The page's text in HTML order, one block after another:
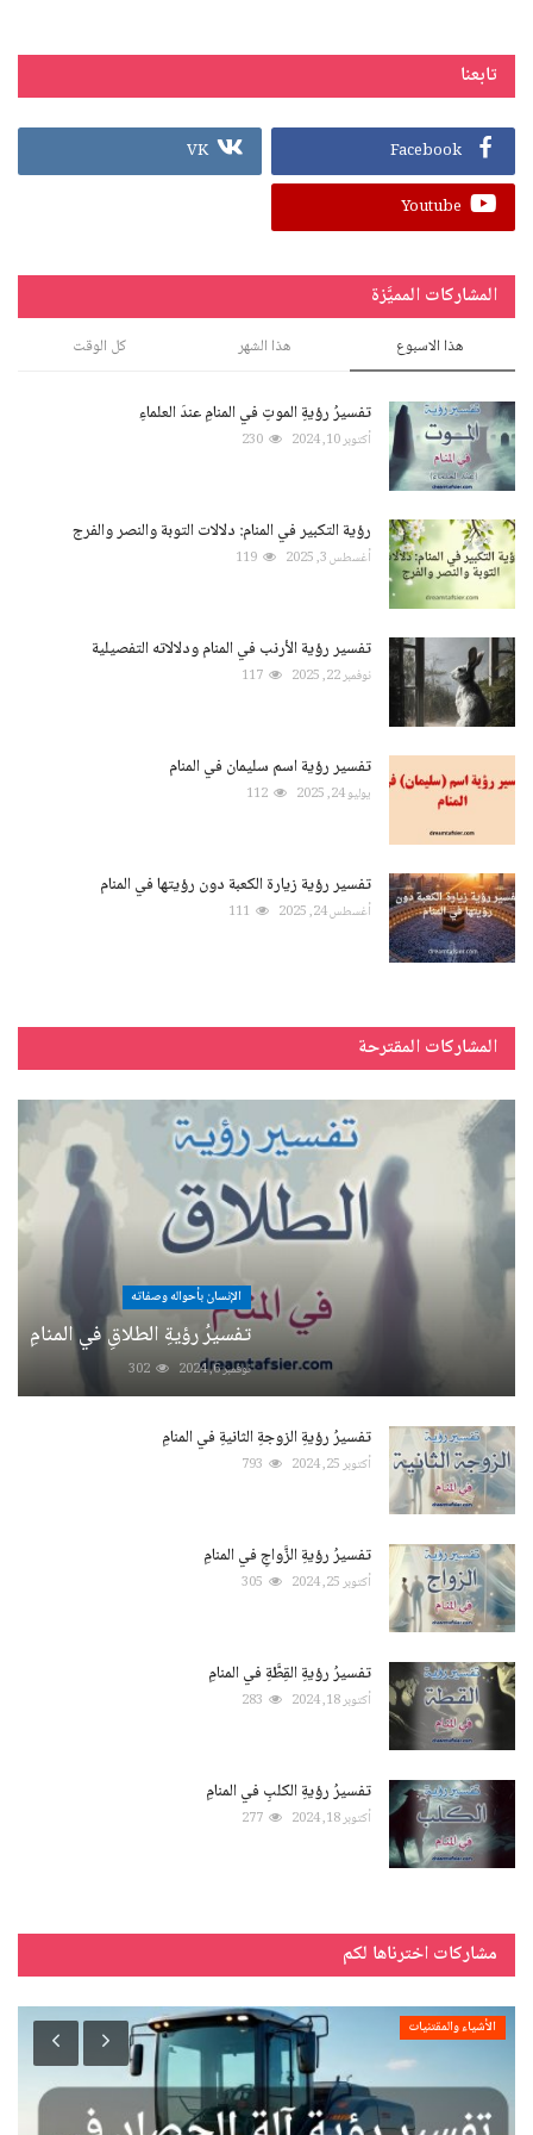
تابعنا
Facebook
VK
Youtube
المشاركات المميَّزة
هذا الاسبوع هذا الشهر كل الوقت
تفسيرُ رؤيةِ الموتِ في المنامِ عندَ العلماءِ
أكتوبر 10, 2024 230
رؤية التكبير في المنام: دلالات التوبة والنصر والفرج
أغسطس 3, 2025 119
تفسير رؤية الأرنب في المنام ودلالاته التفصيلية
نوفمبر 22, 2025 117
تفسير رؤية اسم سليمان في المنام
يوليو 24, 2025 112
تفسير رؤية زيارة الكعبة دون رؤيتها في المنام
أغسطس 24, 2025 111
المشاركات المقترحة
الإنسان بأحواله وصفاته
تفسيرُ رؤيةِ الطلاقِ في المنامِ
نوفمبر 6, 2024 302
تفسيرُ رؤيةِ الزوجةِ الثانيةِ في المنامِ
أكتوبر 25, 2024 793
تفسيرُ رؤيةِ الزَّواجِ في المنامِ
أكتوبر 25, 2024 305
تفسيرُ رؤيةِ القِطَّةِ في المنامِ
أكتوبر 18, 2024 283
تفسيرُ رؤيةِ الكلبِ في المنامِ
أكتوبر 18, 2024 277
مشاركات اخترناها لكم
الأشياء والمقتنيات